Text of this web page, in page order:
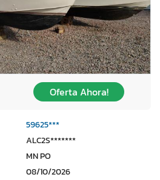
Oferta Ahora!
59625***
ALC2S*******
MN PO
08/10/2026